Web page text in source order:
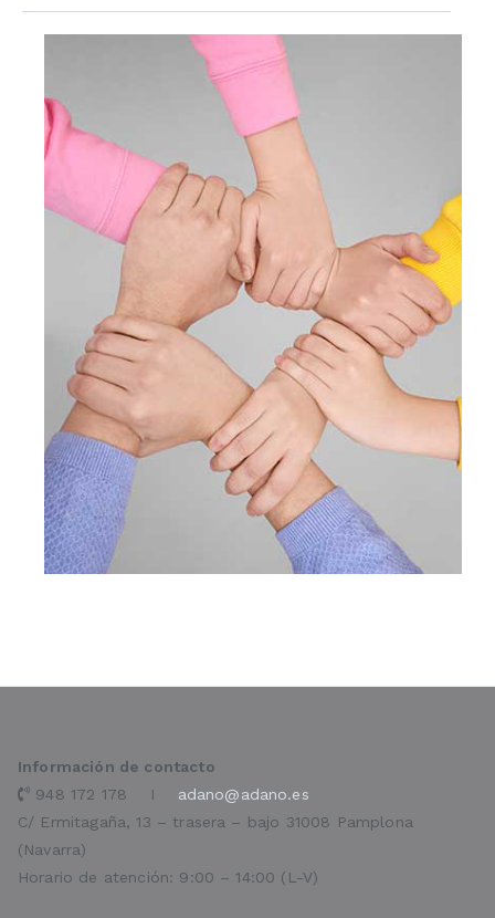
Información de contacto
948 172 178 I adano@adano.es
C/ Ermitagaña, 13 – trasera – bajo 31008 Pamplona
(Navarra)
Horario de atención: 9:00 – 14:00 (L-V)